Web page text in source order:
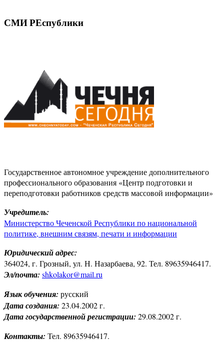
СМИ РЕспублики
Государственное автономное учреждение дополнительного
профессионального образования «Центр подготовки и
переподготовки работников средств массовой информации»
Учредитель:
Министерство Чеченской Республики по национальной
политике, внешним связям, печати и информации
Юридический адрес:
364024, г. Грозный, ул. Н. Назарбаева, 92. Тел. 89635946417.
Эл/почта: shkolakor@mail.ru
Язык обучения: русский
Дата создания: 23.04.2002 г.
Дата государственной регистрации: 29.08.2002 г.
Контакты: Тел. 89635946417.